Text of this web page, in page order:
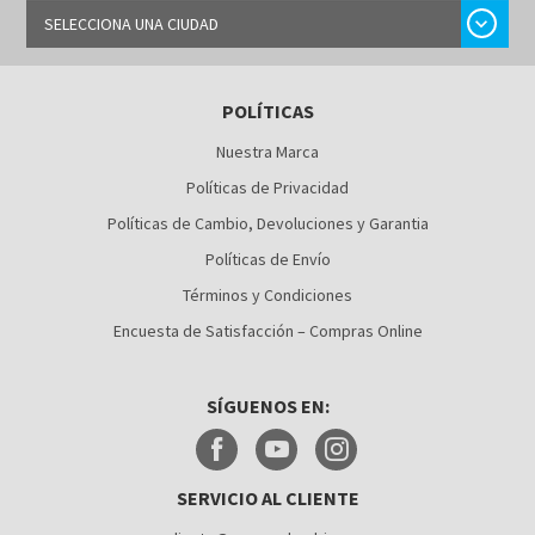
SELECCIONA UNA CIUDAD chevron_right
BARRANQUILLA
POLÍTICAS
Nuestra Marca
Políticas de Privacidad
Políticas de Cambio, Devoluciones y Garantia
Políticas de Envío
Términos y Condiciones
Encuesta de Satisfacción – Compras Online
SÍGUENOS EN:
SERVICIO AL CLIENTE